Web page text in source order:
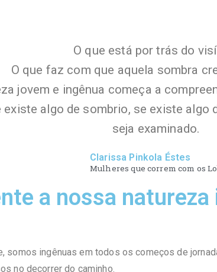
O que está por trás do
O que faz com que aquela sombra
jovem e ingênua começa a
existe algo de sombrio, se existe algo
seja examinado.
Clarissa Pinkola Éstes
Mulheres que correm com os
a nossa natureza
somos ingênuas em todos os começos de
no decorrer do caminho.